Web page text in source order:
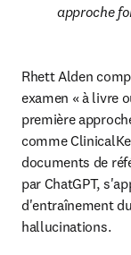
approche
Rhett Alden
examen « à livre
première
comme
documents de
par ChatGPT,
d'entraînement
hallucinations.